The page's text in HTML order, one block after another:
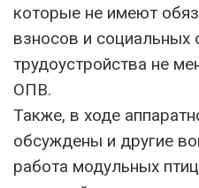
которые не имеют
взносов и социальных
трудоустройства не
ОПВ.
Также, в ходе
обсуждены и другие
работа модульных